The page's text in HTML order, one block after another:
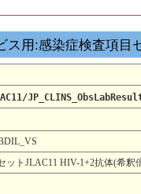
用:感染症検査項目
ットJLAC11 HIV-1+2抗体(希釈